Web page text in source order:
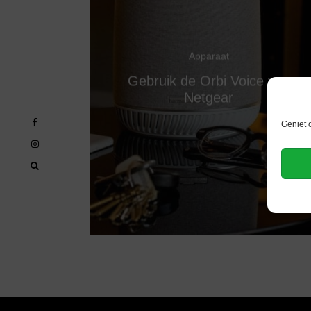
Geniet
Apparaat
Gebruik de Orbi Voice van
Netgear